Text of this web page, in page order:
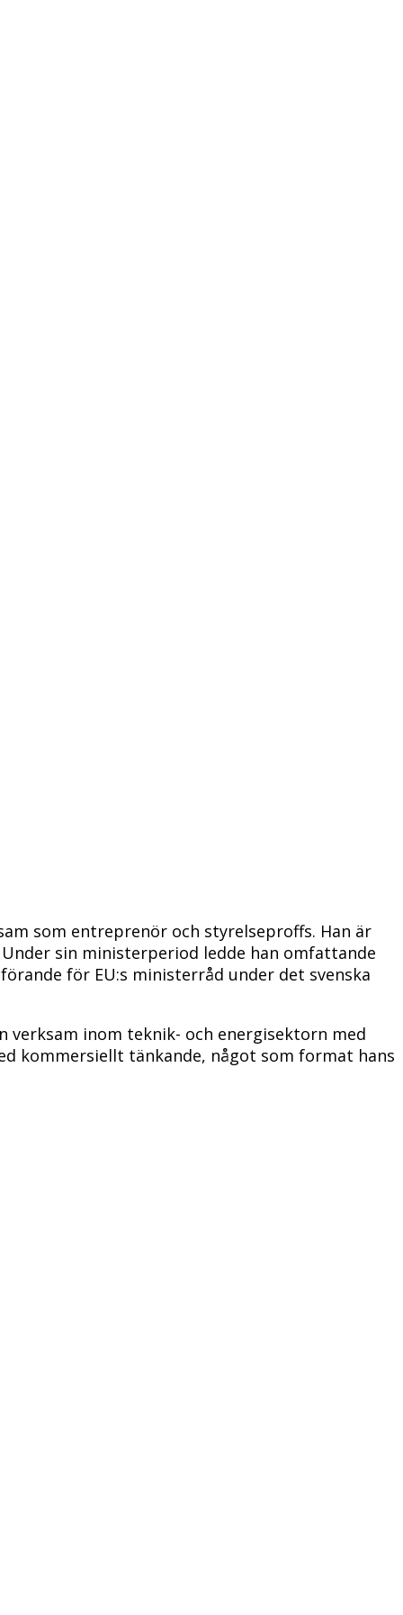
som entreprenör och styrelseproffs. Han är
sin ministerperiod ledde han omfattande
för EU:s ministerråd under det svenska
inom teknik- och energisektorn med
kommersiellt tänkande, något som format hans